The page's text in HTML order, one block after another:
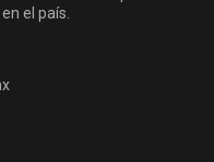
el país.